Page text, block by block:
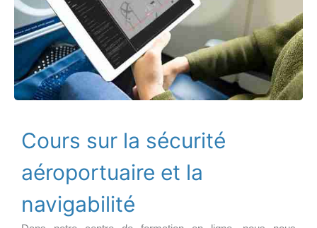
Cours sur la sécurité
aéroportuaire et la
navigabilité